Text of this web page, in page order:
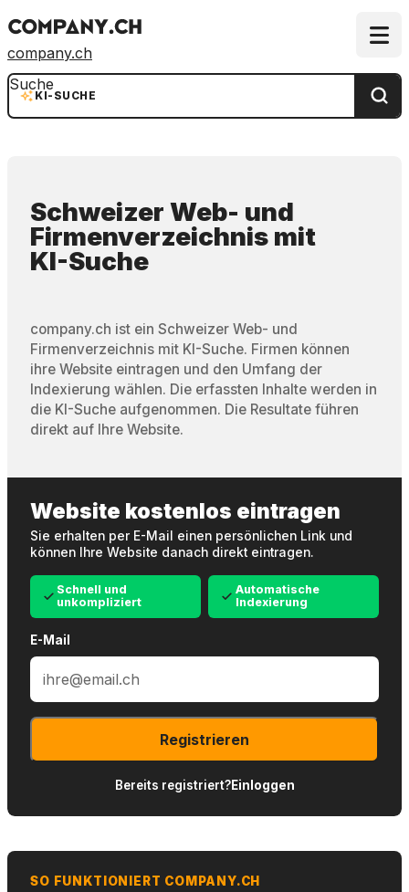
company.ch
KI-SUCHE
Suche
Schweizer Web- und
Firmenverzeichnis mit
KI-Suche
company.ch ist ein Schweizer Web- und
Firmenverzeichnis mit KI-Suche. Firmen können
ihre Website eintragen und den Umfang der
Indexierung wählen. Die erfassten Inhalte werden in
die KI-Suche aufgenommen. Die Resultate führen
direkt auf Ihre Website.
Website kostenlos eintragen
Sie erhalten per E-Mail einen persönlichen Link und
können Ihre Website danach direkt eintragen.
Schnell und
unkompliziert
Automatische
Indexierung
E-Mail
Registrieren
Bereits registriert?Einloggen
SO FUNKTIONIERT COMPANY.CH